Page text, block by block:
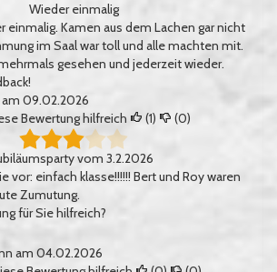
Wieder einmalig
einmalig. Kamen aus dem Lachen gar nicht
im Saal war toll und alle machten mit.
gesehen und jederzeit wieder.
am 09.02.2026
Bewertung hilfreich (1) (0)
vom 3.2.2026
vor: einfach klasse!!!!!! Bert und Roy waren
Zumutung.
für Sie hilfreich?
am 04.02.2026